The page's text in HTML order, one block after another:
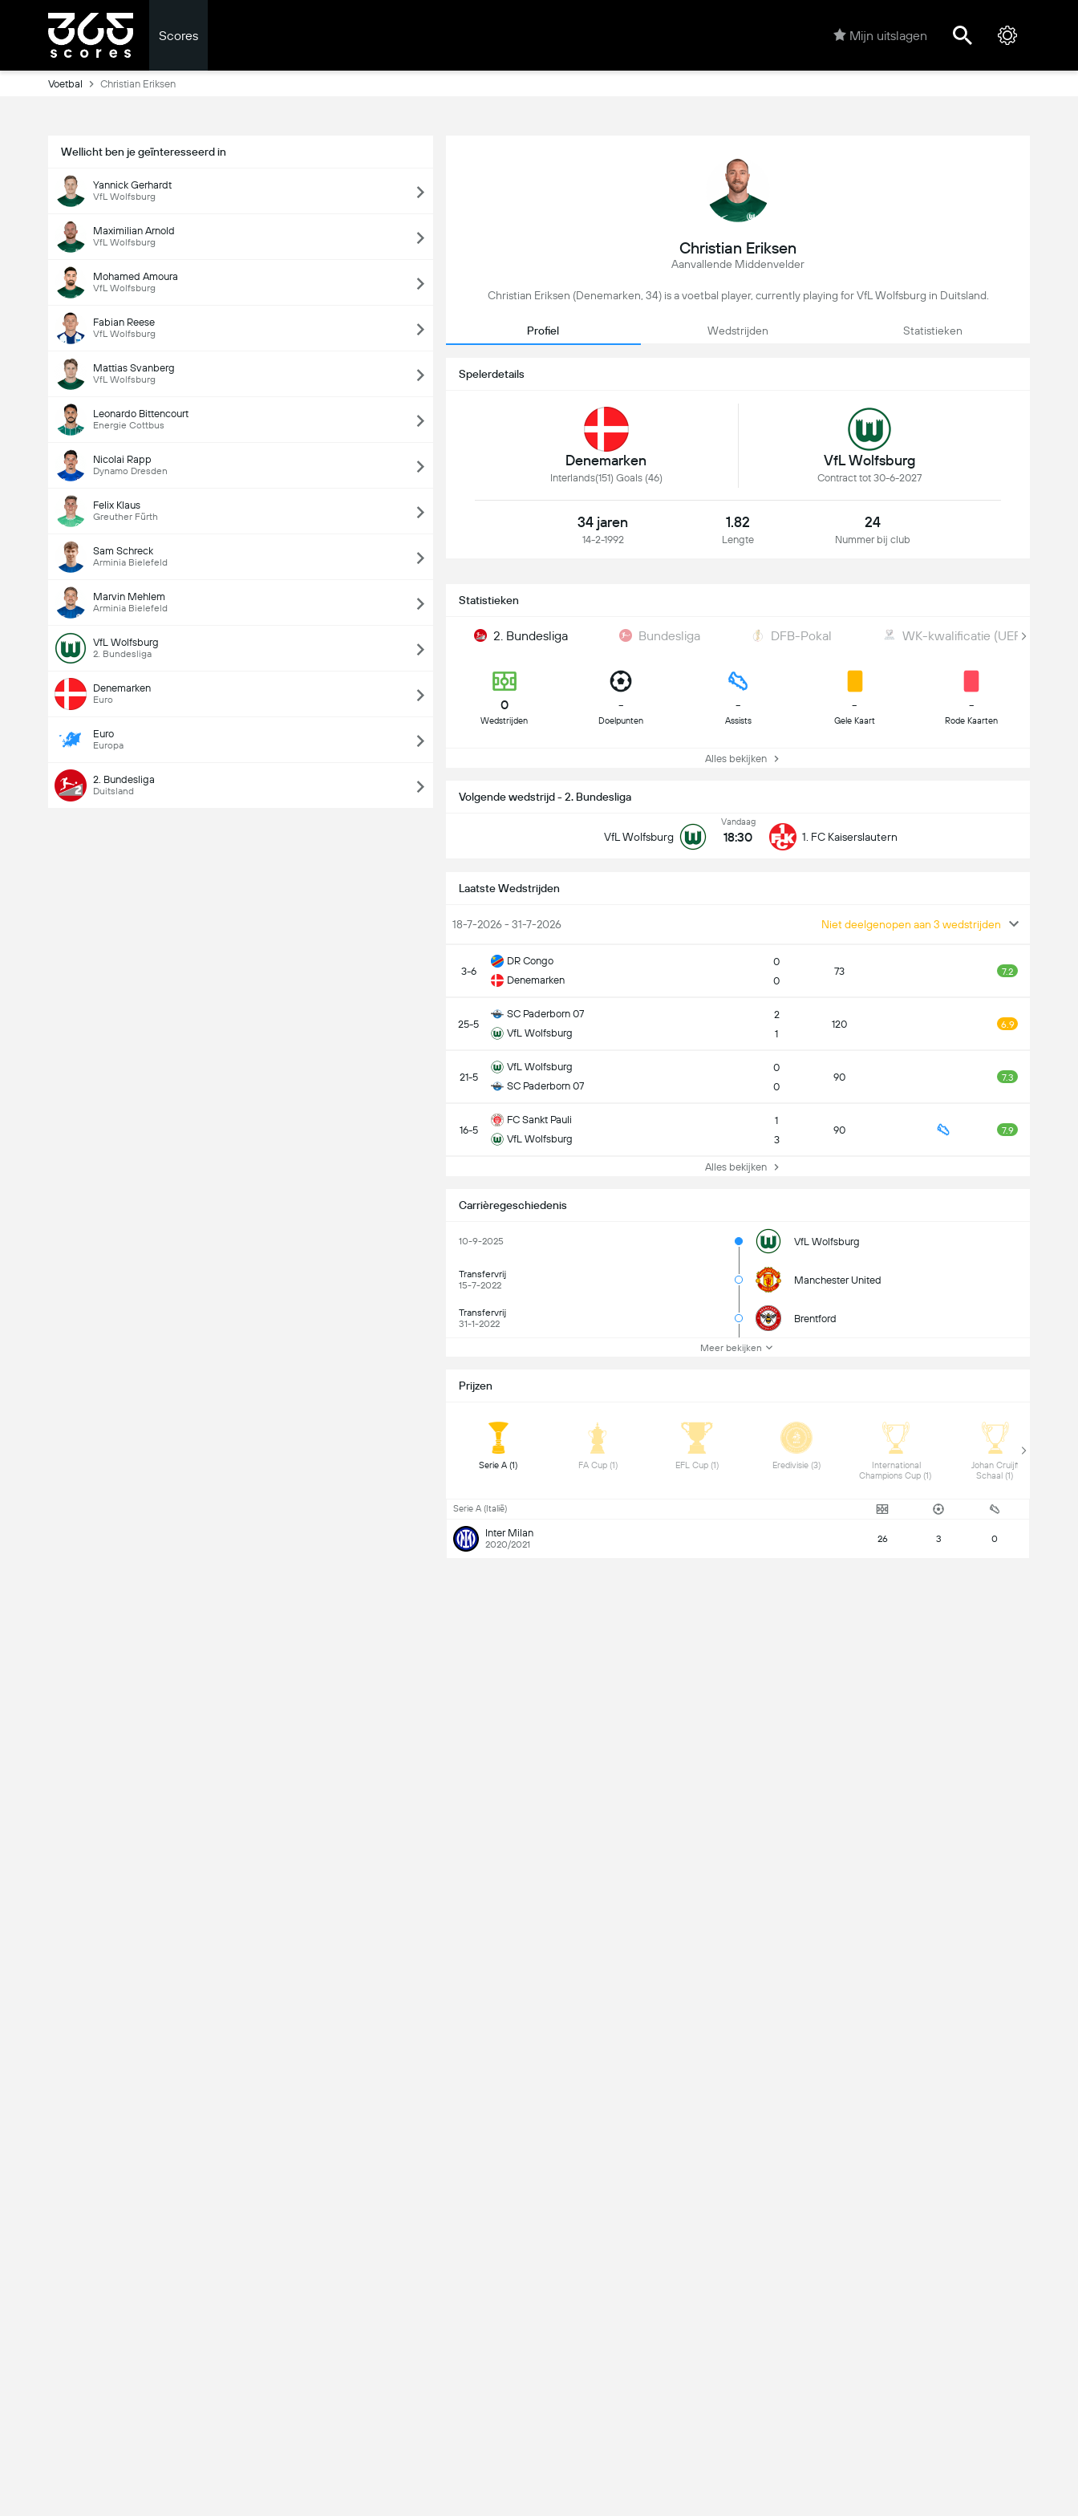
Scores Mijn uitslagen
Voetbal Christian Eriksen
Wellicht ben je geïnteresseerd in
Yannick Gerhardt
VfL Wolfsburg
Maximilian Arnold
VfL Wolfsburg
Mohamed Amoura
VfL Wolfsburg
Fabian Reese
VfL Wolfsburg
Mattias Svanberg
VfL Wolfsburg
Leonardo Bittencourt
Energie Cottbus
Nicolai Rapp
Dynamo Dresden
Felix Klaus
Greuther Fürth
Sam Schreck
Arminia Bielefeld
Marvin Mehlem
Arminia Bielefeld
VfL Wolfsburg
2. Bundesliga
Denemarken
Euro
Euro
Europa
2. Bundesliga
Duitsland
Christian Eriksen
Aanvallende Middenvelder
Christian Eriksen (Denemarken, 34) is a voetbal player, currently playing for VfL Wolfsburg in Duitsland.
Profiel Wedstrijden Statistieken
Spelerdetails
Denemarken
Interlands(151) Goals (46)
VfL Wolfsburg
Contract tot 30-6-2027
34 jaren
14-2-1992
1.82
Lengte
24
Nummer bij club
Statistieken
2. Bundesliga Bundesliga DFB-Pokal WK-kwalificatie (UEFA)
0
Wedstrijden
-
Doelpunten
-
Assists
-
Gele Kaart
-
Rode Kaarten
Alles bekijken
Volgende wedstrijd - 2. Bundesliga
VfL Wolfsburg
Vandaag
18:30 1. FC Kaiserslautern
Laatste Wedstrijden
18-7-2026 - 31-7-2026 Niet deelgenopen aan 3 wedstrijden
3-6
DR Congo
Denemarken
0
0
73 7.2
25-5
SC Paderborn 07
VfL Wolfsburg
2
1
120 6.9
21-5
VfL Wolfsburg
SC Paderborn 07
0
0
90 7.3
16-5
FC Sankt Pauli
VfL Wolfsburg
1
3
90 7.9
Alles bekijken
Carrièregeschiedenis
10-9-2025 VfL Wolfsburg
Transfervrij
15-7-2022
Manchester United
Transfervrij
31-1-2022
Brentford
Meer bekijken
Prijzen
FA Cup (1)
International
Champions Cup (1)
Johan Cruijff
Schaal (1)
Serie A (Italië)
Inter Milan
2020/2021 26 3 0